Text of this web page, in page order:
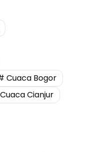
Cuaca Bogor
Cianjur